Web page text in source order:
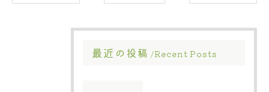
最近の投稿 Recent Posts